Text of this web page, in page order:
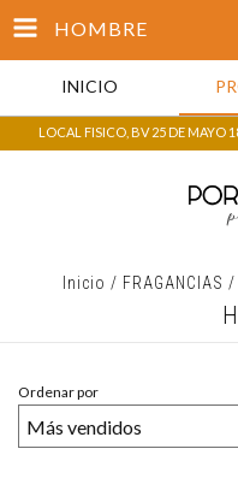
HOMBRE
INICIO
LOCAL FISICO, BV 25 DE MAYO
Inicio / FRAGANCIAS /
Ordenar por